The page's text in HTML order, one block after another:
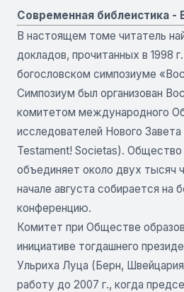
Современная библеистика -
В настоящем томе читатель
докладов, прочитанных в 1998
богословском симпозиуме
Симпозиум был организован
комитетом международного
исследователей Нового
Testament! Societas).
объединяет около двух тысяч
начале августа собирается на
конференцию.
Комитет при Обществе
инициативе тогдашнего
Ульриха Луца (Берн,
работу до 2007 г., когда